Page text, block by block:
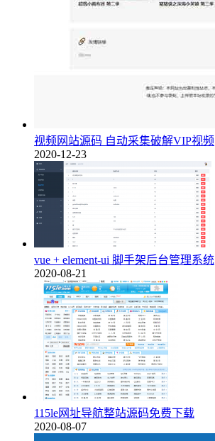
视频网站源码 自动采集破解VIP视频
2020-12-23
vue + element-ui 脚手架后台管理系统
2020-08-21
115le网址导航整站源码免费下载
2020-08-07